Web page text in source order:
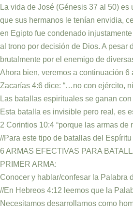
La vida de José (Génesis 37 al 50)
que sus hermanos le tenían envidia,
en Egipto fue condenado
al trono por decisión de Dios. A pesar
brutalmente por el enemigo de
Ahora bien, veremos a continuación
Zacarías 4:6 dice: “…no con ejército,
Las batallas espirituales se ganan
Esta batalla es invisible pero real, es
2 Corintios 10:4 “porque las armas
//Para este tipo de batallas del
6 ARMAS EFECTIVAS PARA
PRIMER ARMA:
Conocer y hablar/confesar la Palabra
//En Hebreos 4:12 leemos que la
Necesitamos desarrollarnos como